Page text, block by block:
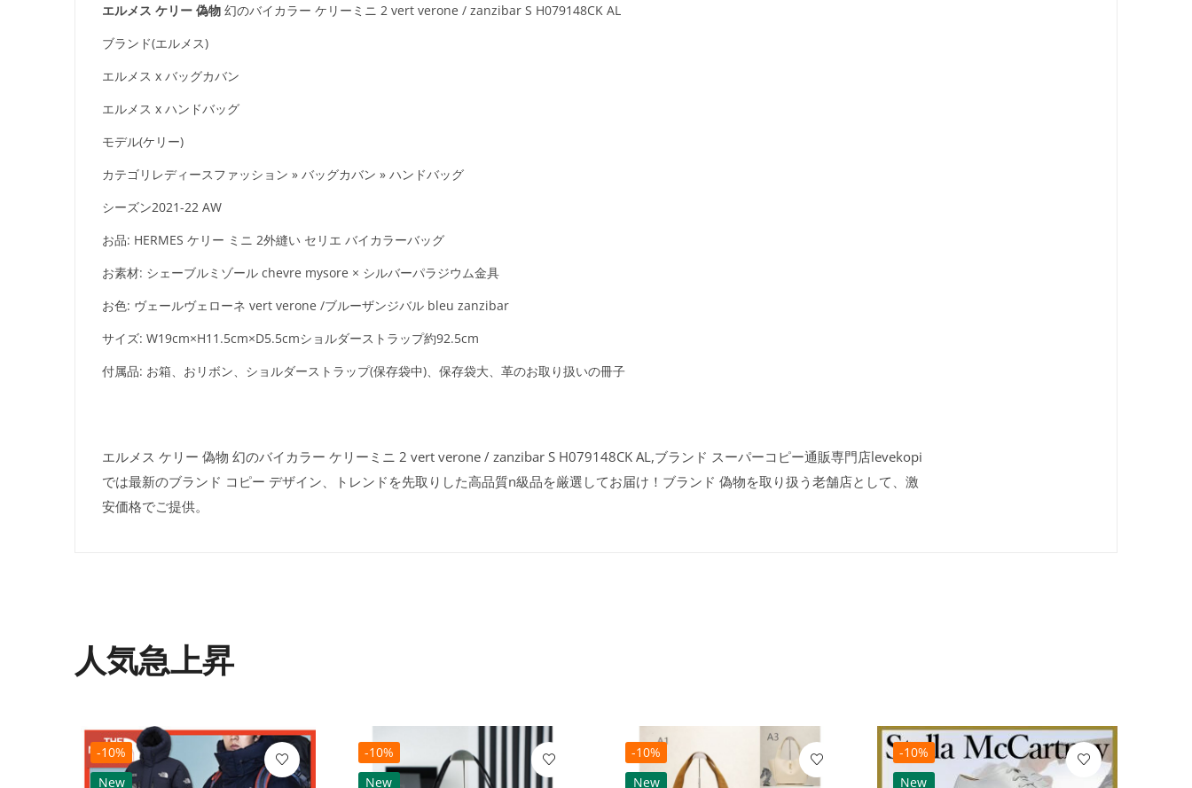
エルメス ケリー 偽物 幻のバイカラー ケリーミニ 2 vert verone / zanzibar S H079148CK AL
ブランド(エルメス)
エルメス x バッグカバン
エルメス x ハンドバッグ
モデル(ケリー)
カテゴリレディースファッション » バッグカバン » ハンドバッグ
シーズン2021-22 AW
お品: HERMES ケリー ミニ 2外縫い セリエ バイカラーバッグ
お素材: シェーブルミゾール chevre mysore × シルバーパラジウム金具
お色: ヴェールヴェローネ vert verone /ブルーザンジバル bleu zanzibar
サイズ: W19cm×H11.5cm×D5.5cmショルダーストラップ約92.5cm
付属品: お箱、おリボン、ショルダーストラップ(保存袋中)、保存袋大、革のお取り扱いの冊子
エルメス ケリー 偽物 幻のバイカラー ケリーミニ 2 vert verone / zanzibar S H079148CK AL,ブランド スーパーコピー通販専門店levekopi
では最新のブランド コピー デザイン、トレンドを先取りした高品質n級品を厳選してお届け！ブランド 偽物を取り扱う老舗店として、激
安価格でご提供。
人気急上昇
-10%
New
-10%
New
-10%
New
-10%
New